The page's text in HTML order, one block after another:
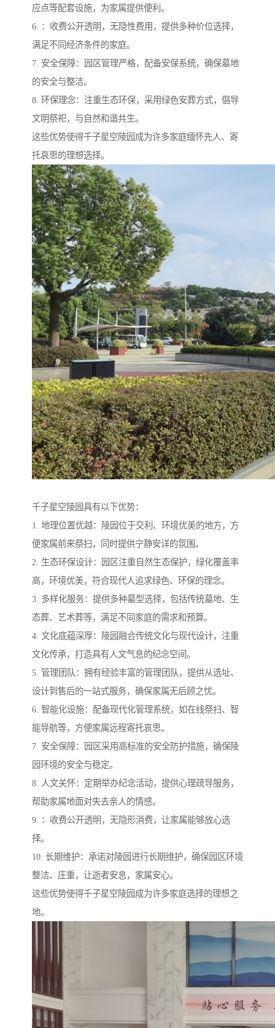
应点等配套设施，为家属提供便利。
6. ：收费公开透明，无隐性费用，提供多种价位选择，
满足不同经济条件的家庭。
7. 安全保障：园区管理严格，配备安保系统，确保墓地
的安全与整洁。
8. 环保理念：注重生态环保，采用绿色安葬方式，倡导
文明祭祀，与自然和谐共生。
这些优势使得千子星空陵园成为许多家庭缅怀先人、寄
托哀思的理想选择。
千子星空陵园具有以下优势：
1. 地理位置优越：陵园位于交利、环境优美的地方，方
便家属前来祭扫，同时提供宁静安详的氛围。
2. 生态环保设计：园区注重自然生态保护，绿化覆盖率
高，环境优美，符合现代人追求绿色、环保的理念。
3. 多样化服务：提供多种墓型选择，包括传统墓地、生
态葬、艺术葬等，满足不同家庭的需求和预算。
4. 文化底蕴深厚：陵园融合传统文化与现代设计，注重
文化传承，打造具有人文气息的纪念空间。
5. 管理团队：拥有经验丰富的管理团队，提供从选址、
设计到售后的一站式服务，确保家属无后顾之忧。
6. 智能化设施：配备现代化管理系统，如在线祭扫、智
能导航等，方便家属远程寄托哀思。
7. 安全保障：园区采用高标准的安全防护措施，确保陵
园环境的安全与稳定。
8. 人文关怀：定期举办纪念活动，提供心理疏导服务，
帮助家属地面对失去亲人的情感。
9. ：收费公开透明，无隐形消费，让家属能够放心选
择。
10. 长期维护：承诺对陵园进行长期维护，确保园区环境
整洁、庄重，让逝者安息，家属安心。
这些优势使得千子星空陵园成为许多家庭选择的理想之
地。